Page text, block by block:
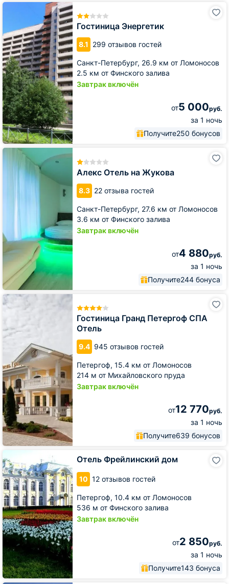
Гостиница Энергетик
8.1 299 отзывов гостей
Санкт-Петербург, 26.9 км от Ломоносов
2.5 км от Финского залива
Завтрак включён
от5 000руб.
за 1 ночь
Получите250 бонусов
Гостиница
Алекс Отель на Жукова
8.3 22 отзыва гостей
Санкт-Петербург, 27.6 км от Ломоносов
3.6 км от Финского залива
Завтрак включён
от4 880руб.
за 1 ночь
Получите244 бонуса
Алекс
Отель
Гостиница Гранд Петергоф СПА
Отель
9.4 945 отзывов гостей
Петергоф, 15.4 км от Ломоносов
214 м от Михайловского пруда
Завтрак включён
от12 770руб.
за 1 ночь
Получите639 бонусов
Гостиница
Гранд
Отель
Отель Фрейлинский дом
10 12 отзывов гостей
Петергоф, 10.4 км от Ломоносов
536 м от Финского залива
Завтрак включён
от2 850руб.
за 1 ночь
Получите143 бонуса
Фрейлинский
дом